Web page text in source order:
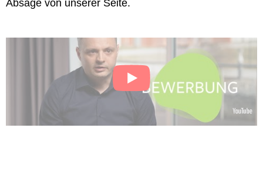
Absage von unserer Seite.